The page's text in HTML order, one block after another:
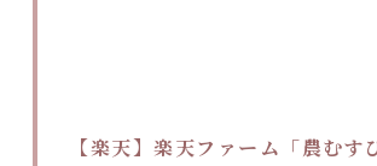
【楽天】楽天ファーム「農むす